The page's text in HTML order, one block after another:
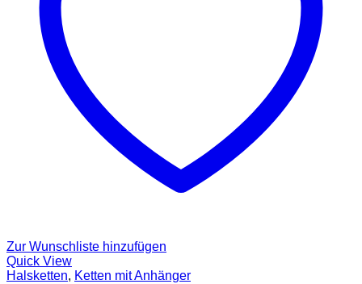
Zur Wunschliste hinzufügen
Quick View
Halsketten, Ketten mit Anhänger